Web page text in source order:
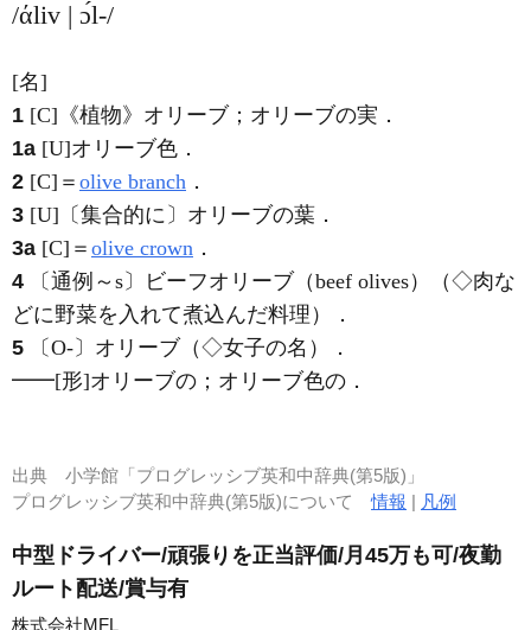
/άliv | ɔ́l-/
[名]
1 [C] 《植物》 オリーブ；オリーブの実 ．
1a [U]オリーブ色 ．
2 [C] ＝ olive branch ．
3 [U] 〔集合的に〕オリーブの葉 ．
3a [C] ＝ olive crown ．
4 〔通例～s〕ビーフオリーブ（beef olives）（◇肉な
どに野菜を入れて煮込んだ料理）
．
5 〔O-〕オリーブ（◇女子の名）
．
━━[形]オリーブの；オリーブ色の ．
出典 小学館「プログレッシブ英和中辞典(第5版)」
プログレッシブ英和中辞典(第5版)について情報 | 凡例
中型ドライバー/頑張りを正当評価/月45万も可/夜勤
ルート配送/賞与有
株式会社MFL